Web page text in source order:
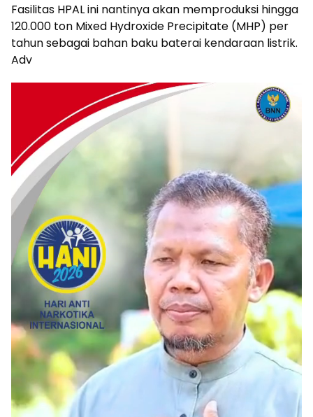
Fasilitas HPAL ini nantinya akan memproduksi hingga
120.000 ton Mixed Hydroxide Precipitate (MHP) per
tahun sebagai bahan baku baterai kendaraan listrik.
Adv